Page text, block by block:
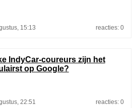
15:13 reacties: 0
IndyCar-coureurs zijn het
op Google?
22:51 reacties: 0